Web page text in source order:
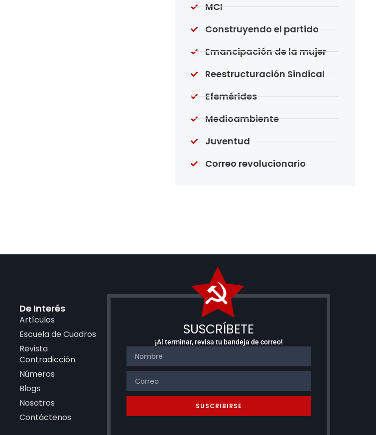
MCI
Construyendo el partido
Emancipación de la mujer
Reestructuración Sindical
Efemérides
Medioambiente
Juventud
Correo revolucionario
De Interés
Artículos
Escuela de Cuadros
Revista
Contradicción
Números
Blogs
Nosotros
Contáctenos
SUSCRÍBETE
¡Al terminar, revisa tu bandeja de correo!
SUSCRIBIRSE